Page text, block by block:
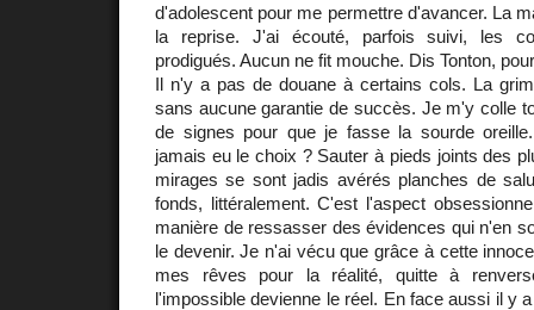
d'adolescent pour me permettre d'avancer. La
la reprise. J'ai écouté, parfois suivi, les
prodigués. Aucun ne fit mouche. Dis Tonton,
Il n'y a pas de douane à certains cols. La
sans aucune garantie de succès. Je m'y colle
de signes pour que je fasse la sourde
jamais eu le choix ? Sauter à pieds joints des
mirages se sont jadis avérés planches de
fonds, littéralement. C'est l'aspect
manière de ressasser des évidences qui n'en
le devenir. Je n'ai vécu que grâce à cette
mes rêves pour la réalité, quitte à
l'impossible devienne le réel. En face aussi il y